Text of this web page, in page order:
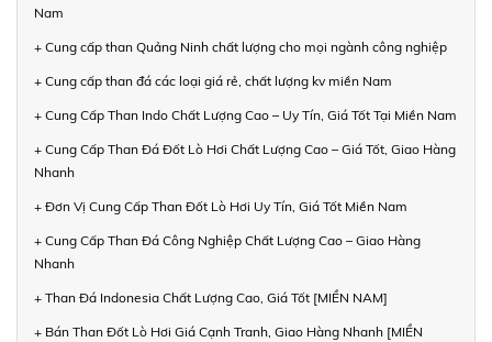
Nam
+ Cung cấp than Quảng Ninh chất lượng cho mọi ngành công nghiệp
+ Cung cấp than đá các loại giá rẻ, chất lượng kv miền Nam
+ Cung Cấp Than Indo Chất Lượng Cao – Uy Tín, Giá Tốt Tại Miền Nam
+ Cung Cấp Than Đá Đốt Lò Hơi Chất Lượng Cao – Giá Tốt, Giao Hàng
Nhanh
+ Đơn Vị Cung Cấp Than Đốt Lò Hơi Uy Tín, Giá Tốt Miền Nam
+ Cung Cấp Than Đá Công Nghiệp Chất Lượng Cao – Giao Hàng
Nhanh
+ Than Đá Indonesia Chất Lượng Cao, Giá Tốt [MIỀN NAM]
+ Bán Than Đốt Lò Hơi Giá Cạnh Tranh, Giao Hàng Nhanh [MIỀN